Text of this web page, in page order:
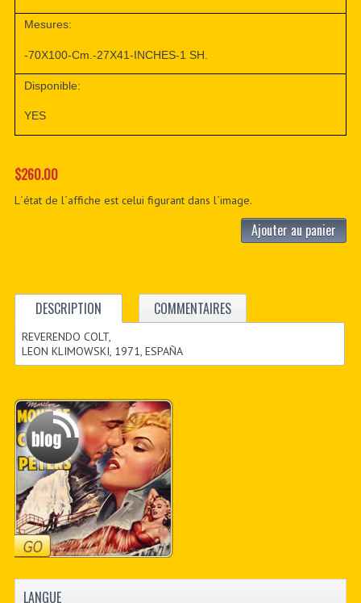
Mesures:
-70X100-Cm.-27X41-INCHES-1 SH.
Disponible:
YES
$260.00
L´état de l´affiche est celui figurant dans l´image.
Ajouter au panier
DESCRIPTION COMMENTAIRES
REVERENDO COLT,
LEON KLIMOWSKI, 1971, ESPAÑA
LANGUE